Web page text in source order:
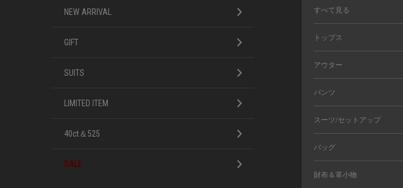
NEW ARRIVAL
GIFT
SUITS
LIMITED ITEM
40ct＆525
SALE
すべて見る
トップス
アウター
パンツ
スーツ/セットアップ
バッグ
財布＆革小物